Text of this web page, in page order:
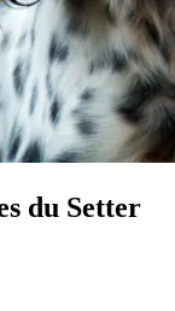
du Setter